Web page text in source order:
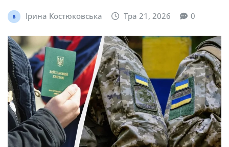
Ірина Костюковська Тра 21, 2026 0